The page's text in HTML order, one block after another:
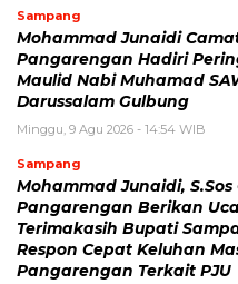
Sampang
Mohammad Junaidi
Pangarengan Hadiri
Maulid Nabi Muhamad
Darussalam Gulbung
Minggu, 9 Agu 2026 - 14:54 WIB
Sampang
Mohammad Junaidi, S.Sos
Pangarengan Berikan
Terimakasih Bupati
Respon Cepat Keluhan
Pangarengan Terkait PJU